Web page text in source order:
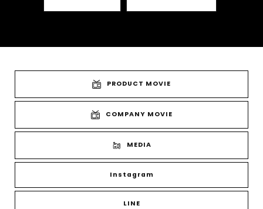
PRODUCT MOVIE
COMPANY MOVIE
MEDIA
Instagram
LINE